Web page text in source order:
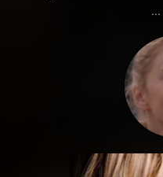
...